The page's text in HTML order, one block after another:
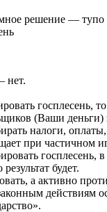
решение — тупо
нет.
госплесень,
(Ваши деньги)
налоги,
при частичном
госплесень,
будет.
а активно
действиям